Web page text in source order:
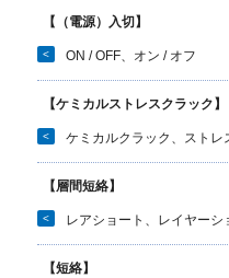
【（電源）入切】
< ON / OFF、オン / オフ
【ケミカルストレスクラック】
< ケミカルクラック、ストレ
【層間短絡】
< レアショート、レイヤーシ
【短絡】